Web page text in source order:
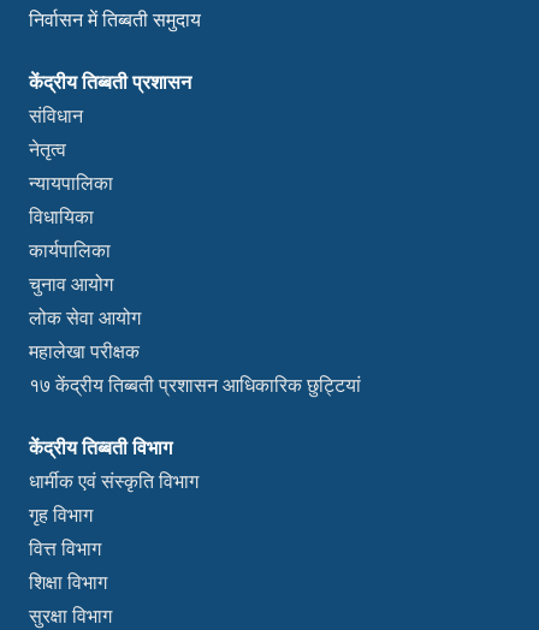
निर्वासन में तिब्बती समुदाय
केंद्रीय तिब्बती प्रशासन
संविधान
नेतृत्व
न्यायपालिका
विधायिका
कार्यपालिका
चुनाव आयोग
लोक सेवा आयोग
महालेखा परीक्षक
१७ केंद्रीय तिब्बती प्रशासन आधिकारिक छुट्टियां
केंद्रीय तिब्बती विभाग
धार्मीक एवं संस्कृति विभाग
गृह विभाग
वित्त विभाग
शिक्षा विभाग
सुरक्षा विभाग